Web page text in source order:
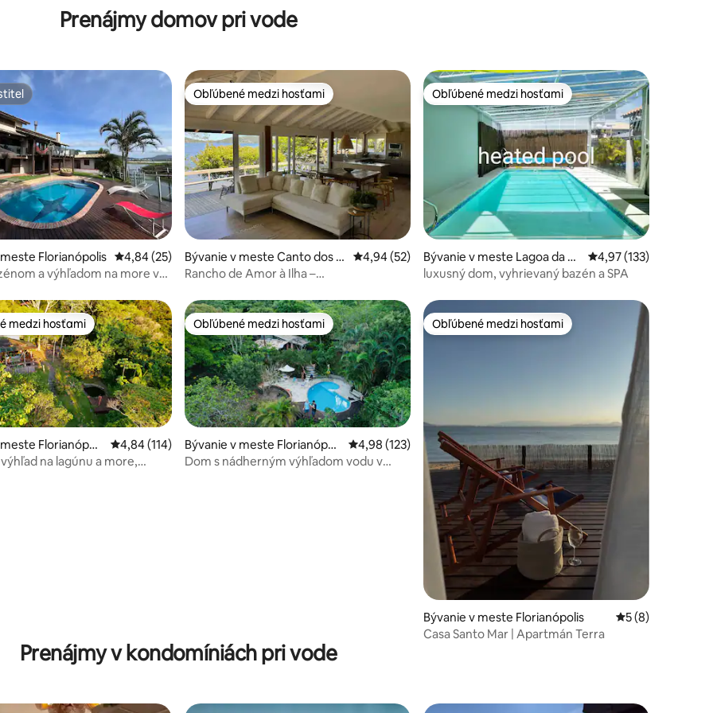
Prenájmy domov pri vode
4,99 z 5, počet hodnotení: 78
Florianópolis Priemerné ohodnotenie 4,84 z 5, počet hodnotení: 25
4,84 (25)
a výhľadom na more v
Obľúbené medzi hosťami
Obľúbené medzi hosťami
Bývanie v meste Canto dos A
raçás
Priemerné ohodnotenie 4,94 z 5, počet hodnotení: 52
4,94 (52)
Rancho de Amor à Ilha –
Obľúbené medzi hosťami
Obľúbené medzi hosťami
Bývanie v meste Lagoa da C
onceição
Priemerné
4,97 (133)
luxusný dom, vyhrievaný bazén a SPA
5 z 5, počet hodnotení: 5
medzi hosťami
medzi hosťami
Florianópoli
Priemerné ohodnotenie 4,84 z 5, počet hodnotení: 114
4,84 (114)
výhľad na lagúnu a more,
Obľúbené medzi hosťami
Obľúbené medzi hosťami
Bývanie v meste Florianópoli
s
Priemerné ohodnotenie 4,98 z 5, počet hodnotení: 123
4,98 (123)
Dom s nádherným výhľadom vodu v
Obľúbené medzi hosťami
Obľúbené medzi hosťami
Bývanie v meste Florianópolis Priemerné
5 (8)
Casa Santo Mar | Apartmán Terra
Prenájmy v kondomíniách pri vode